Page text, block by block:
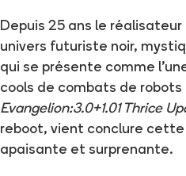
Depuis 25 ans le réalisateur
univers futuriste noir,
qui se présente comme
cools de combats de robots
Evangelion:3.0+1.01 Thrice
reboot, vient conclure cette
apaisante et surprenante.